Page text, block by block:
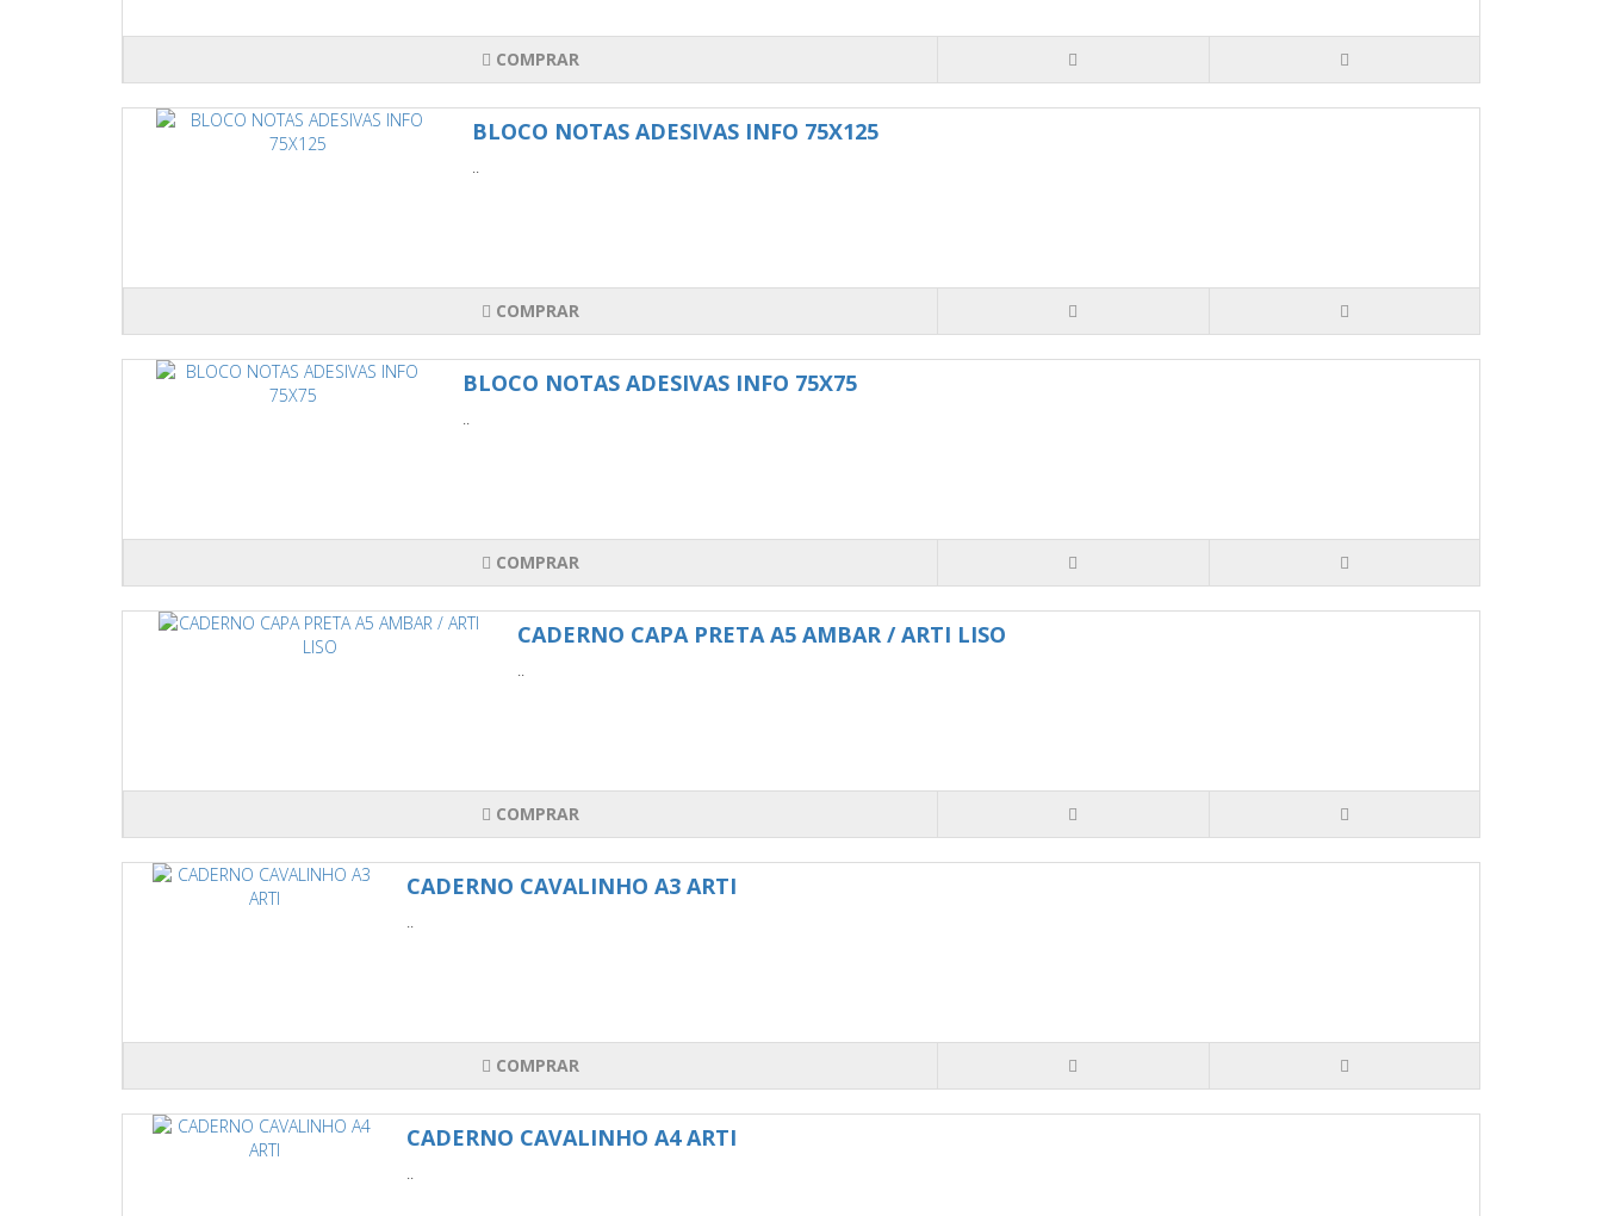
COMPRAR
BLOCO NOTAS ADESIVAS INFO 75X125
..
COMPRAR
BLOCO NOTAS ADESIVAS INFO 75X75
..
COMPRAR
CADERNO CAPA PRETA A5 AMBAR / ARTI LISO
..
COMPRAR
CADERNO CAVALINHO A3 ARTI
..
COMPRAR
CADERNO CAVALINHO A4 ARTI
..